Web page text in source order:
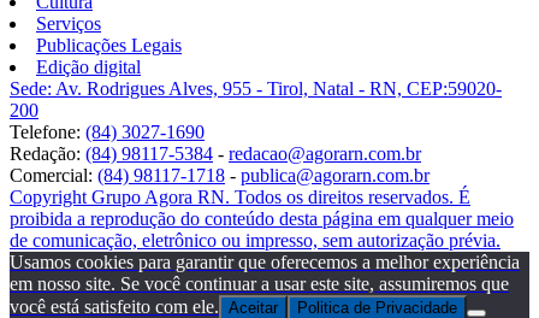
Serviços
Publicações Legais
Edição digital
Sede: Av. Rodrigues Alves, 955 - Tirol, Natal - RN, CEP:59020-
200
Telefone: (84) 3027-1690
Redação: (84) 98117-5384 - redacao@agorarn.com.br
Comercial: (84) 98117-1718 - publica@agorarn.com.br
Copyright Grupo Agora RN. Todos os direitos reservados. É
proibida a reprodução do conteúdo desta página em qualquer meio
de comunicação, eletrônico ou impresso, sem autorização prévia.
Usamos cookies para garantir que oferecemos a melhor experiência
em nosso site. Se você continuar a usar este site, assumiremos que
você está satisfeito com ele. Aceitar Politica de Privacidade